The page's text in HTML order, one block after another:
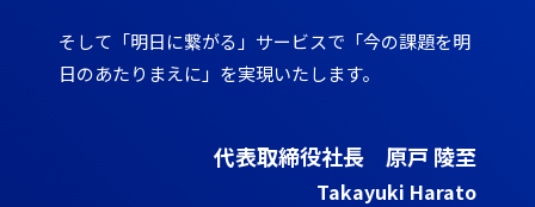
そして「明日に繋がる」サービスで「今の課題を明
日のあたりまえに」を実現いたします。
代表取締役社長 原戸 陵至
Takayuki Harato